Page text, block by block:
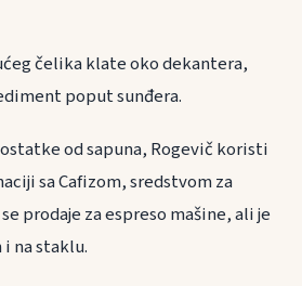
čelika klate oko dekantera,
poput sunđera.
od sapuna, Rogevič koristi
sa Cafizom, sredstvom za
prodaje za espreso mašine, ali je
na staklu.